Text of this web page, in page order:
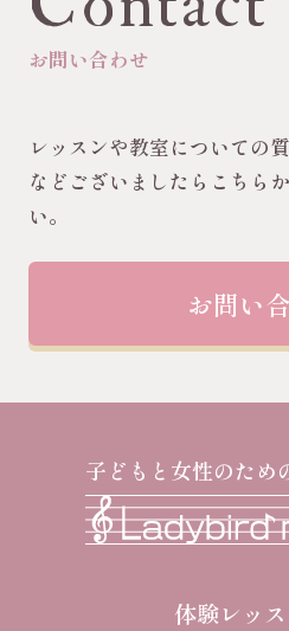
お問い合わせ
レッスンや教室についての
などございましたらこちら
い。
お問い
子どもと女性のため
体験レッ